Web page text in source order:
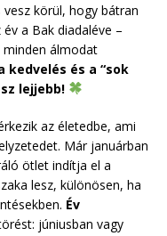
körül, hogy bátran
a Bak diadaléve –
álmodat
kedvelés és a “sok
lejjebb!
az életedbe, ami
Már januárban
ötlet indítja el a
lesz, különösen, ha
Év
júniusban vagy